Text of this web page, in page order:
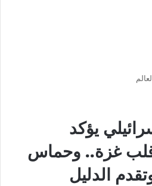
يؤكد
غزة.. وحماس
الدليل